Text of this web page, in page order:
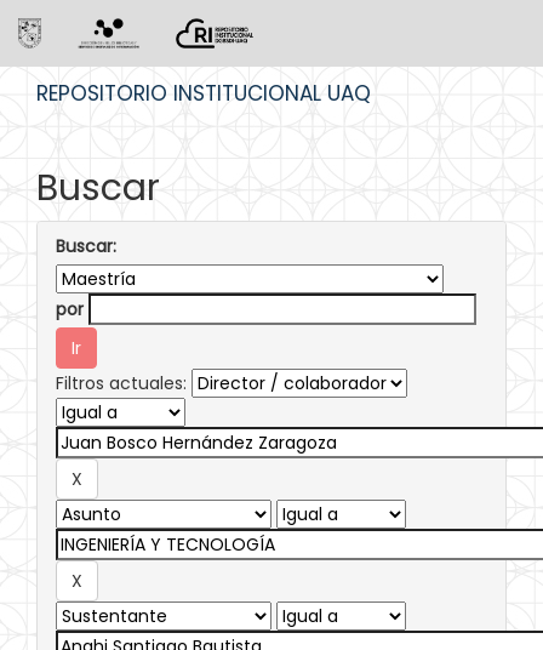
REPOSITORIO INSTITUCIONAL UAQ
Buscar
Buscar:
por
Filtros actuales: